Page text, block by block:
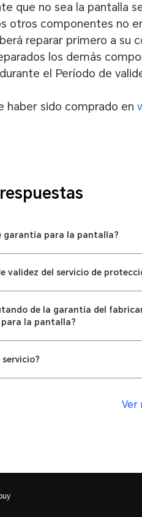
que no sea la pantalla
otros componentes no
reparar primero a su
los demás
el Período de
haber sido comprado en
garantía para la pantalla?
validez del servicio de
de la garantía del
la pantalla?
Ver